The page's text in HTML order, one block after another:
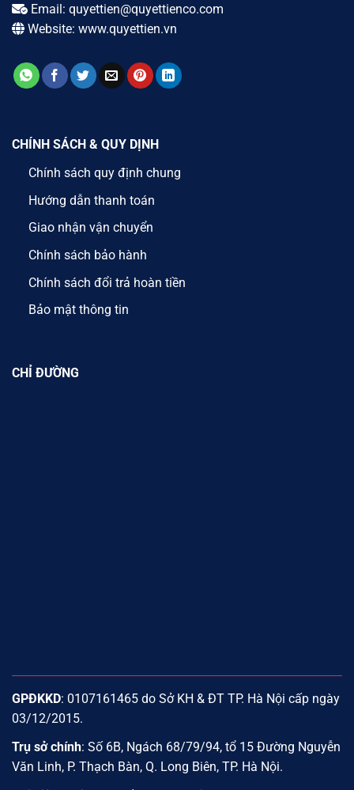
Email: quyettien@quyettienco.com
Website: www.quyettien.vn
CHÍNH SÁCH & QUY DỊNH
Chính sách quy định chung
Hướng dẫn thanh toán
Giao nhận vận chuyển
Chính sách bảo hành
Chính sách đổi trả hoàn tiền
Bảo mật thông tin
CHỈ ĐƯỜNG
GPĐKKD: 0107161465 do Sở KH & ĐT TP. Hà Nội cấp ngày
03/12/2015.
Trụ sở chính: Số 6B, Ngách 68/79/94, tổ 15 Đường Nguyễn
Văn Linh, P. Thạch Bàn, Q. Long Biên, TP. Hà Nội.